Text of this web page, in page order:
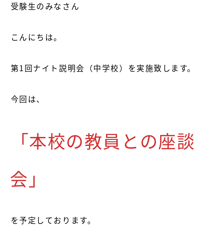
受験生のみなさん
こんにちは。
第1回ナイト説明会（中学校）を実施致します。
今回は、
「本校の教員との座談
会」
を予定しております。